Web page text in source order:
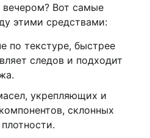
Вот самые
этими средствами:
по текстуре, быстрее
следов и подходит
укрепляющих и
склонных